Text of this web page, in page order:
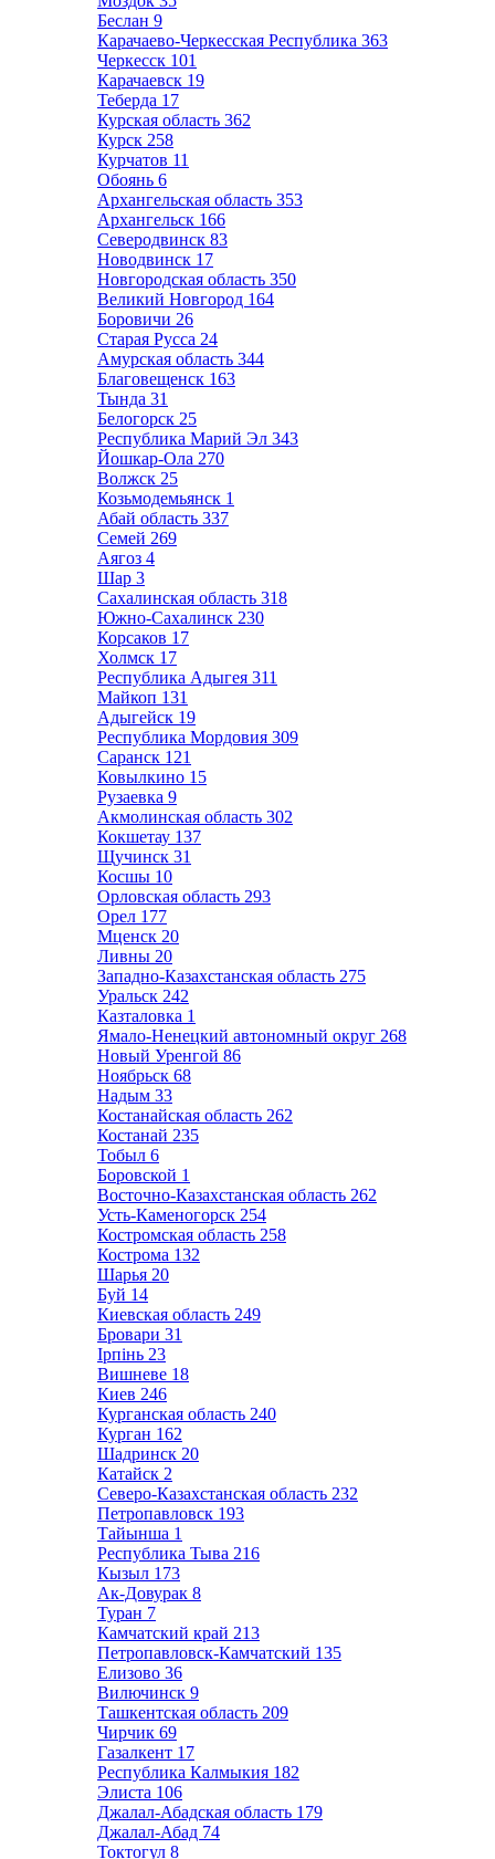
Беслан 9
Карачаево-Черкесская Республика 363
Черкесск 101
Карачаевск 19
Теберда 17
Курская область 362
Курск 258
Курчатов 11
Обоянь 6
Архангельская область 353
Архангельск 166
Северодвинск 83
Новодвинск 17
Новгородская область 350
Великий Новгород 164
Боровичи 26
Старая Русса 24
Амурская область 344
Благовещенск 163
Тында 31
Белогорск 25
Республика Марий Эл 343
Йошкар-Ола 270
Волжск 25
Козьмодемьянск 1
Абай область 337
Семей 269
Аягоз 4
Шар 3
Сахалинская область 318
Южно-Сахалинск 230
Корсаков 17
Холмск 17
Республика Адыгея 311
Майкоп 131
Адыгейск 19
Республика Мордовия 309
Саранск 121
Ковылкино 15
Рузаевка 9
Акмолинская область 302
Кокшетау 137
Щучинск 31
Косшы 10
Орловская область 293
Орел 177
Мценск 20
Ливны 20
Западно-Казахстанская область 275
Уральск 242
Казталовка 1
Ямало-Ненецкий автономный округ 268
Новый Уренгой 86
Ноябрьск 68
Надым 33
Костанайская область 262
Костанай 235
Тобыл 6
Боровской 1
Восточно-Казахстанская область 262
Усть-Каменогорск 254
Костромская область 258
Кострома 132
Шарья 20
Буй 14
Киевская область 249
Бровари 31
Ірпінь 23
Вишневе 18
Киев 246
Курганская область 240
Курган 162
Шадринск 20
Катайск 2
Северо-Казахстанская область 232
Петропавловск 193
Тайынша 1
Республика Тыва 216
Кызыл 173
Ак-Довурак 8
Туран 7
Камчатский край 213
Петропавловск-Камчатский 135
Елизово 36
Вилючинск 9
Ташкентская область 209
Чирчик 69
Газалкент 17
Республика Калмыкия 182
Элиста 106
Джалал-Абадская область 179
Джалал-Абад 74
Токтогул 8